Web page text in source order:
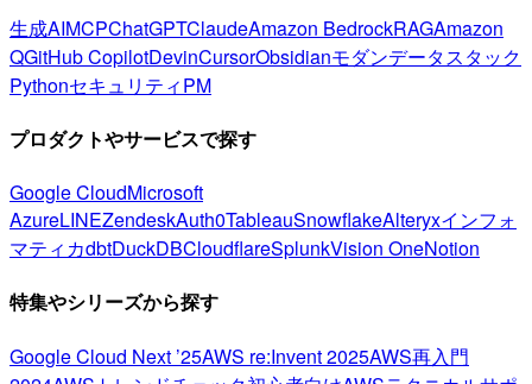
生成AIMCPChatGPTClaudeAmazon BedrockRAGAmazon
QGitHub CopilotDevinCursorObsidianモダンデータスタック
PythonセキュリティPM
プロダクトやサービスで探す
Google CloudMicrosoft
AzureLINEZendeskAuth0TableauSnowflakeAlteryxインフォ
マティカdbtDuckDBCloudflareSplunkVision OneNotion
特集やシリーズから探す
Google Cloud Next ’25AWS re:Invent 2025AWS再入門